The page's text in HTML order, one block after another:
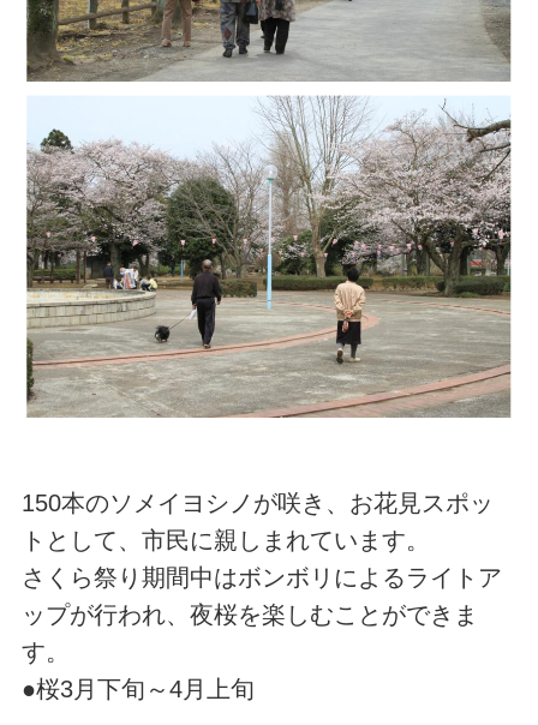
150本のソメイヨシノが咲き、お花見スポッ
トとして、市民に親しまれています。
さくら祭り期間中はボンボリによるライトア
ップが行われ、夜桜を楽しむことができま
す。
●桜3月下旬～4月上旬